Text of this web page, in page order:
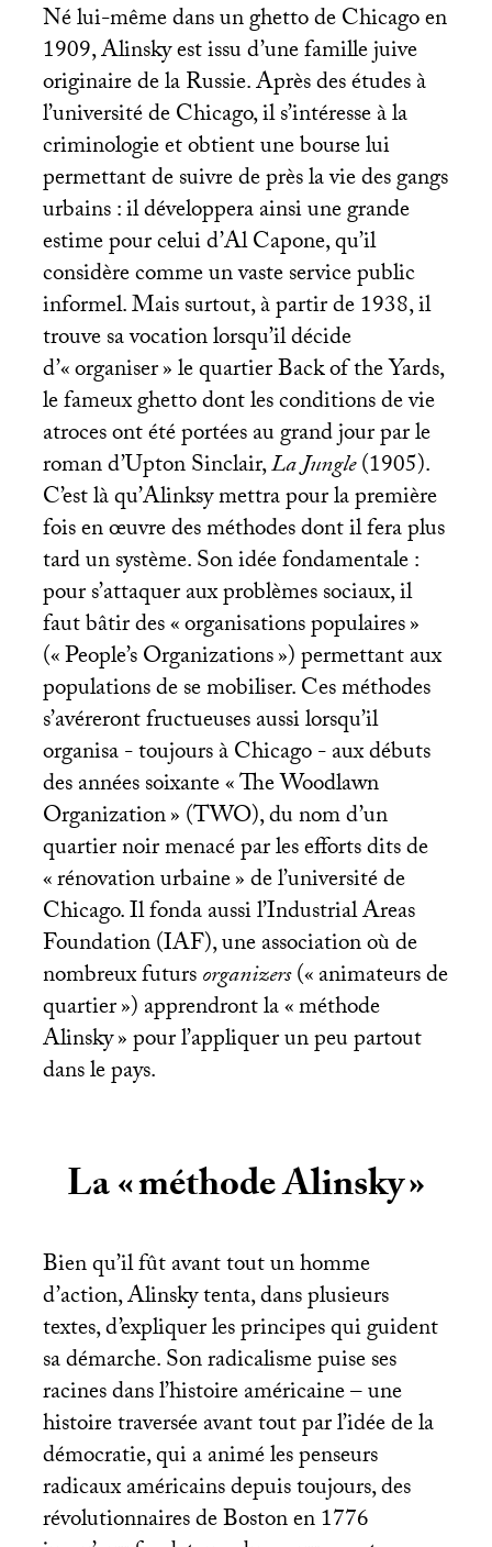
Né lui-même dans un ghetto de Chicago en
1909, Alinsky est issu d’une famille juive
originaire de la Russie. Après des études à
l’université de Chicago, il s’intéresse à la
criminologie et obtient une bourse lui
permettant de suivre de près la vie des gangs
urbains : il développera ainsi une grande
estime pour celui d’Al Capone, qu’il
considère comme un vaste service public
informel. Mais surtout, à partir de 1938, il
trouve sa vocation lorsqu’il décide
d’«organiser» le quartier Back of the Yards,
le fameux ghetto dont les conditions de vie
atroces ont été portées au grand jour par le
roman d’Upton Sinclair,La Jungle(1905).
C’est là qu’Alinksy mettra pour la première
fois en œuvre des méthodes dont il fera plus
tard un système. Son idée fondamentale :
pour s’attaquer aux problèmes sociaux, il
faut bâtir des «organisations populaires»
(«People’s Organizations») permettant aux
populations de se mobiliser. Ces méthodes
s’avéreront fructueuses aussi lorsqu’il
organisa - toujours à Chicago - aux débuts
des années soixante «The Woodlawn
Organization» (TWO), du nom d’un
quartier noir menacé par les efforts dits de
«rénovation urbaine» de l’université de
Chicago. Il fonda aussi l’Industrial Areas
Foundation (IAF), une association où de
nombreux futursorganizers(«animateurs de
quartier») apprendront la «méthode
Alinsky» pour l’appliquer un peu partout
dans le pays.
La «méthode Alinsky»
Bien qu’il fût avant tout un homme
d’action, Alinsky tenta, dans plusieurs
textes, d’expliquer les principes qui guident
sa démarche. Son radicalisme puise ses
racines dans l’histoire américaine – une
histoire traversée avant tout par l’idée de la
démocratie, qui a animé les penseurs
radicaux américains depuis toujours, des
révolutionnaires de Boston en 1776